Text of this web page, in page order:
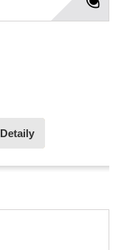
Detaily